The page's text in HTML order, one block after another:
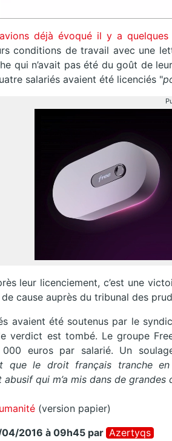
déjà évoqué il y a quelques
conditions de travail avec une
qui n’avait pas été du goût de
salariés avaient été licenciés "
leur licenciement, c’est une
cause auprès du tribunal des
avaient été soutenus par le
verdict est tombé. Le groupe
euros par salarié. Un
que le droit français tranche
abusif qui m’a mis dans de
(version papier)
04/2016 à 09h45 par Azertyqs